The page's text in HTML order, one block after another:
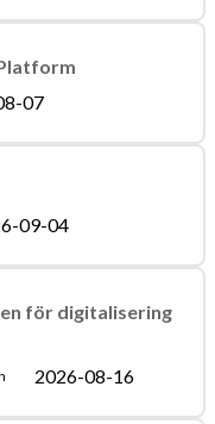
07
09-04
för digitalisering
2026-08-16